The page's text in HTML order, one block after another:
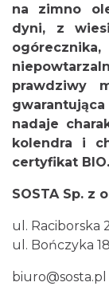
na zimno
dyni, z
prawdziwy
nadaje
kolendra i
certyfikat BIO.
SOSTA Sp. z
ul. Raciborska
ul. Bończyka
biuro@sosta.pl